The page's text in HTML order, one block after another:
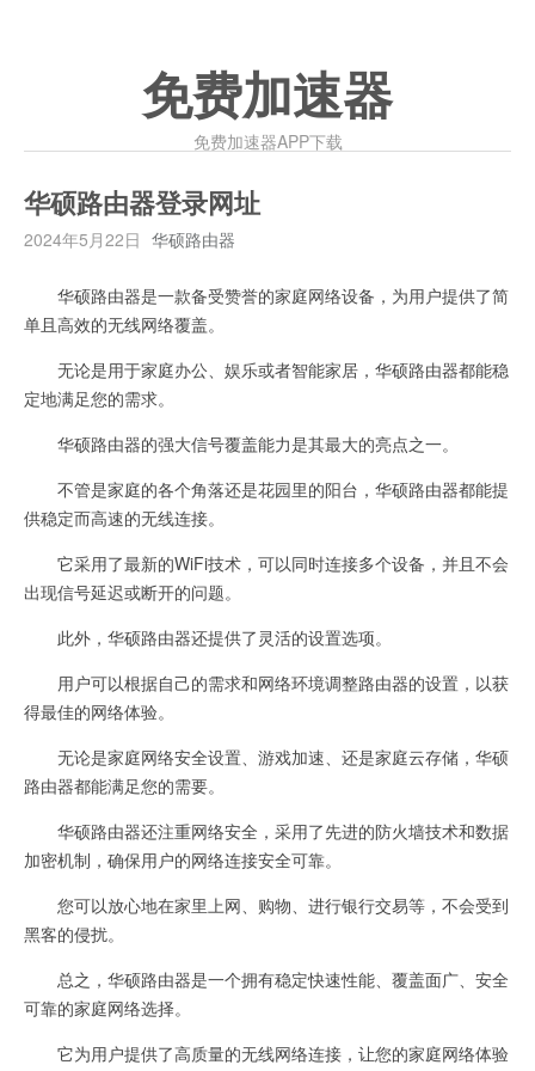
免费加速器
免费加速器APP下载
华硕路由器登录网址
2024年5月22日 华硕路由器
华硕路由器是一款备受赞誉的家庭网络设备，为用户提供了简
单且高效的无线网络覆盖。
无论是用于家庭办公、娱乐或者智能家居，华硕路由器都能稳
定地满足您的需求。
华硕路由器的强大信号覆盖能力是其最大的亮点之一。
不管是家庭的各个角落还是花园里的阳台，华硕路由器都能提
供稳定而高速的无线连接。
它采用了最新的WiFi技术，可以同时连接多个设备，并且不会
出现信号延迟或断开的问题。
此外，华硕路由器还提供了灵活的设置选项。
用户可以根据自己的需求和网络环境调整路由器的设置，以获
得最佳的网络体验。
无论是家庭网络安全设置、游戏加速、还是家庭云存储，华硕
路由器都能满足您的需要。
华硕路由器还注重网络安全，采用了先进的防火墙技术和数据
加密机制，确保用户的网络连接安全可靠。
您可以放心地在家里上网、购物、进行银行交易等，不会受到
黑客的侵扰。
总之，华硕路由器是一个拥有稳定快速性能、覆盖面广、安全
可靠的家庭网络选择。
它为用户提供了高质量的无线网络连接，让您的家庭网络体验